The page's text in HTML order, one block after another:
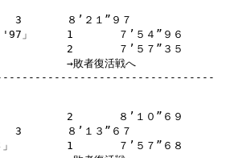
４”９６
８